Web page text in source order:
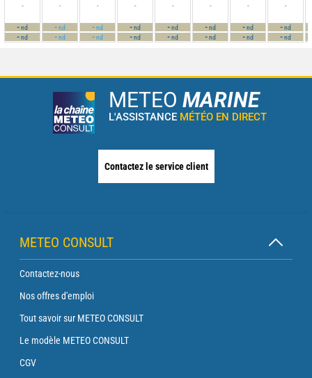
-
-nd
-nd
-
-nd
-nd
-
-nd
-nd
-
-nd
-nd
-
-nd
-nd
-
-nd
-nd
-
-nd
-nd
-
-nd
-nd
METEO MARINE
L'ASSISTANCE MÉTÉO EN DIRECT
Contactez le service client
METEO CONSULT
Contactez-nous
Nos offres d'emploi
Tout savoir sur METEO CONSULT
Le modèle METEO CONSULT
CGV